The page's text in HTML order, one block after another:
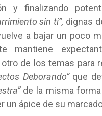
y finalizando
sin ti”, dignas
a bajar un poco
mantiene
de los temas para
Deborando”que
de la misma forma
un ápice de su